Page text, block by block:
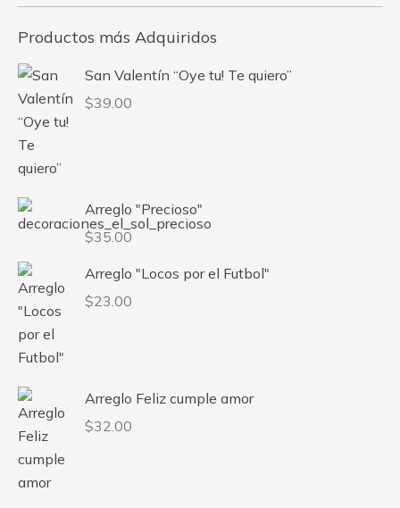
Productos más Adquiridos
San Valentín “Oye tu! Te quiero”
$39.00
Arreglo "Precioso"
$35.00
Arreglo "Locos por el Futbol"
$23.00
Arreglo Feliz cumple amor
$32.00